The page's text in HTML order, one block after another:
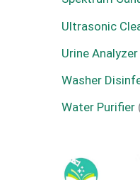
Ultrasonic
Urine
Washer
Water Purifier